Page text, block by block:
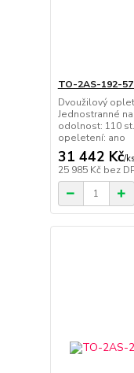
TO-2AS-192-
Dvoužilový
Jednostranné
odolnost: 110
opeletení: ano
31 442 Kč/ks
25 985 Kč bez